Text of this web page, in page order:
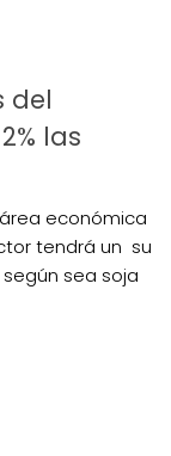
del
las
económica
tendrá un su
sea soja